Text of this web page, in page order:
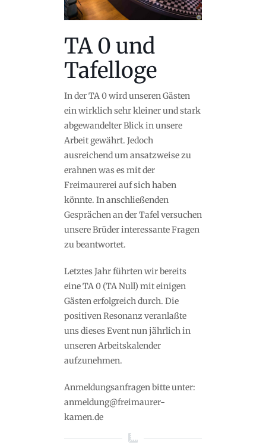
TA 0 und
Tafelloge
In der TA 0 wird unseren Gästen
ein wirklich sehr kleiner und stark
abgewandelter Blick in unsere
Arbeit gewährt. Jedoch
ausreichend um ansatzweise zu
erahnen was es mit der
Freimaurerei auf sich haben
könnte. In anschließenden
Gesprächen an der Tafel versuchen
unsere Brüder interessante Fragen
zu beantwortet.
Letztes Jahr führten wir bereits
eine TA 0 (TA Null) mit einigen
Gästen erfolgreich durch. Die
positiven Resonanz veranlaßte
uns dieses Event nun jährlich in
unseren Arbeitskalender
aufzunehmen.
Anmeldungsanfragen bitte unter:
anmeldung@freimaurer-
kamen.de